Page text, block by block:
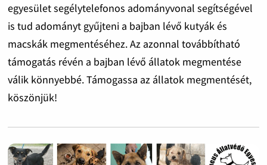
egyesület segélytelefonos adományvonal segítségével
is tud adományt gyűjteni a bajban lévő kutyák és
macskák megmentéséhez. Az azonnal továbbítható
támogatás révén a bajban lévő állatok megmentése
válik könnyebbé. Támogassa az állatok megmentését,
köszönjük!